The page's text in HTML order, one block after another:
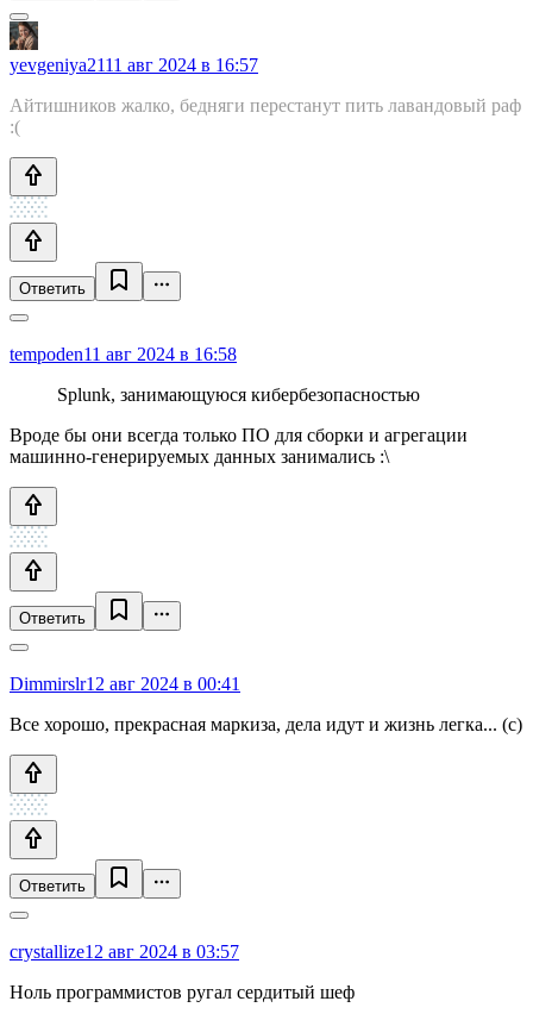
yevgeniya2111 авг 2024 в 16:57
Айтишников жалко, бедняги перестанут пить лавандовый раф
:(
Ответить
tempoden11 авг 2024 в 16:58
Splunk, занимающуюся кибербезопасностью
Вроде бы они всегда только ПО для сборки и агрегации
машинно-генерируемых данных занимались :\
Ответить
Dimmirslr12 авг 2024 в 00:41
Все хорошо, прекрасная маркиза, дела идут и жизнь легка... (с)
Ответить
crystallize12 авг 2024 в 03:57
Ноль программистов ругал сердитый шеф